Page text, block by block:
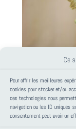
Ce
Pour offrir les meilleures
cookies pour stocker et/ou
ces technologies nous
navigation ou les ID uniques
consentement peut avoir un
PANIER
Votre panier est vide.